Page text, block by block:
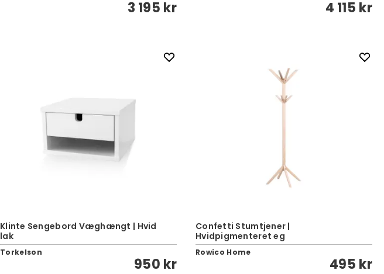
3 195 kr 4 115 kr
Klinte Sengebord Væghængt | Hvid
lak
Torkelson
950 kr
Confetti Stumtjener |
Hvidpigmenteret eg
Rowico Home
495 kr